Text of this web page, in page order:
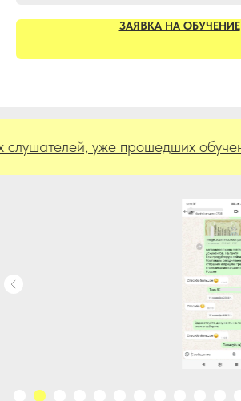
ЗАЯВКА НА ОБУЧЕНИЕ
уже прошедших обучение